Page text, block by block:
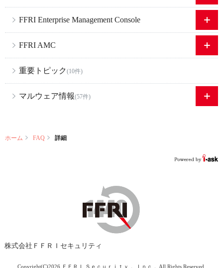
FFRI Enterprise Management Console
FFRI AMC
重要トピック (10件)
マルウェア情報(57件)
ホーム FAQ 詳細
株式会社ＦＦＲＩセキュリティ
Copyright(C)2026 ＦＦＲＩ Ｓｅｃｕｒｉｔｙ， Ｉｎｃ． All Rights Reserved.